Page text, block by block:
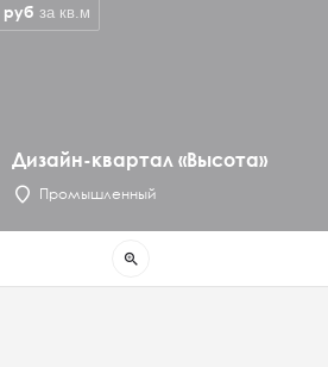
Дизайн-квартал «Высота»
Промышленный
руб за кв.м
zoom_in